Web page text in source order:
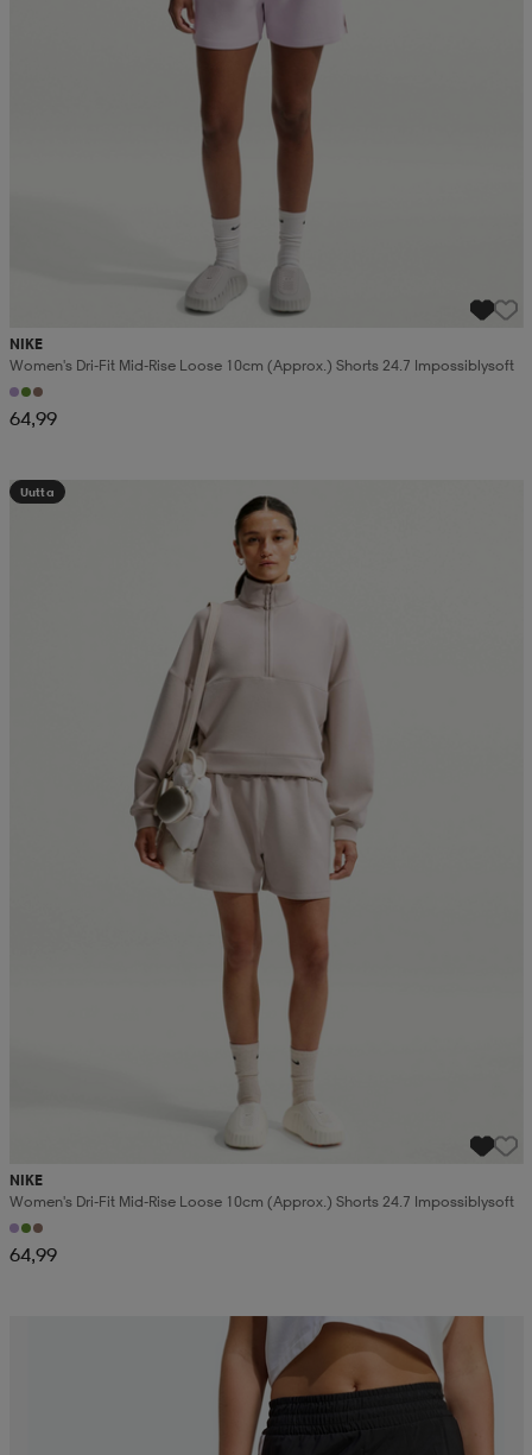
NIKE
Women's Dri-Fit Mid-Rise Loose 10cm (approx.) Shorts 24.7 Impossiblysoft
64,99
Uutta
NIKE
Women's Dri-Fit Mid-Rise Loose 10cm (approx.) Shorts 24.7 Impossiblysoft
64,99